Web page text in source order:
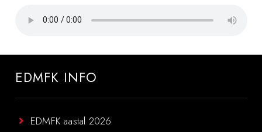
EDMFK INFO
EDMFK aastal 2026